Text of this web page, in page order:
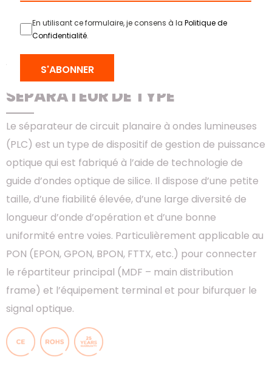
ACCUEIL
SÉPARATEUR DE TYPE
SÉPARATEUR DE TYPE
Le séparateur de circuit planaire à ondes lumineuses
(PLC) est un type de dispositif de gestion de puissance
optique qui est fabriqué à l’aide de technologie de
guide d’ondes optique de silice. Il dispose d’une petite
taille, d’une fiabilité élevée, d’une large diversité de
longueur d’onde d’opération et d’une bonne
uniformité entre voies. Particulièrement applicable au
PON (EPON, GPON, BPON, FTTX, etc.) pour connecter
le répartiteur principal (MDF – main distribution
frame) et l’équipement terminal et pour bifurquer le
signal optique.
En utilisant ce formulaire, je consens à la Politique de
Confidentialité.
S'ABONNER